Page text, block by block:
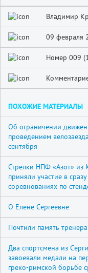
Владимир
09 февраля
Номер 009
ПОХОЖИЕ МАТЕРИАЛЫ
Об ограничении
проведением
сентября
Стрелки НПФ «Азот» из
приняли участие в
соревнованиях по
О Елене Сергеевне
Почтили память
Два спортсмена из
завоевали медали на
греко-римской борьбе